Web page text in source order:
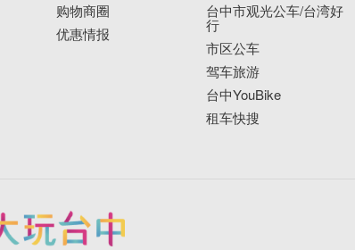
购物商圈
优惠情报
台中市观光公车/台湾好
行
市区公车
驾车旅游
台中YouBike
租车快搜